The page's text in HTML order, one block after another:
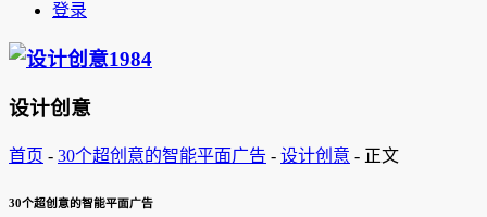
登录
设计创意
首页 - 30个超创意的智能平面广告 - 设计创意 - 正文
30个超创意的智能平面广告